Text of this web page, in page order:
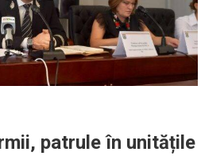
patrule în unitățile